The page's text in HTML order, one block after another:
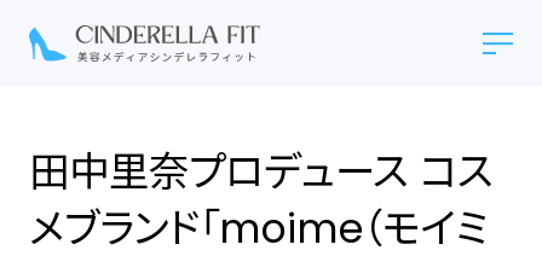
田中里奈プロデュース コス
メブランド「moime（モイミ